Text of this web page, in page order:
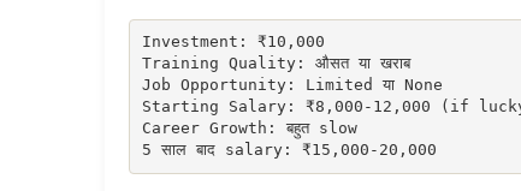
Investment: ₹10,000
Training Quality: औसत या खराब
Job Opportunity: Limited या None
Starting Salary: ₹8,000-12,000 (if
Career Growth: बहुत slow
5 साल बाद salary: ₹15,000-20,000